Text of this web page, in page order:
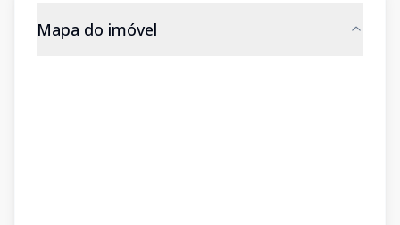
Mapa do imóvel